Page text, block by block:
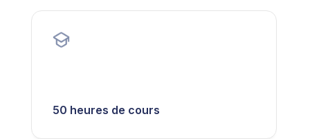
50 heures de cours